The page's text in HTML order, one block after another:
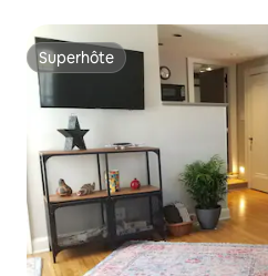
Superhôte
Superhôte